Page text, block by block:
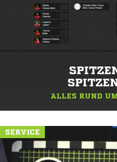
ALLES RUND
SERVICE